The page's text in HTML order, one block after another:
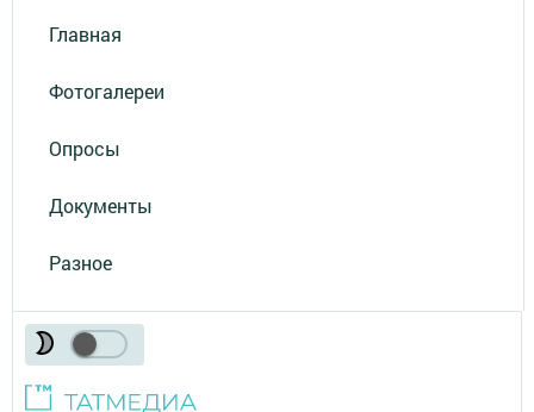
Главная
Фотогалереи
Опросы
Документы
Разное